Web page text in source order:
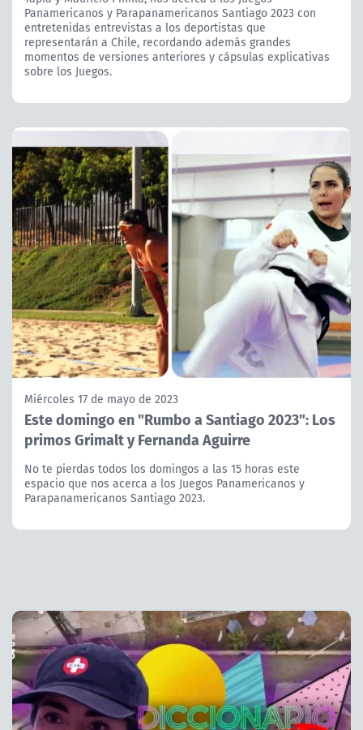
Panamericanos y Parapanamericanos Santiago 2023 con
entretenidas entrevistas a los deportistas que
representarán a Chile, recordando además grandes
momentos de versiones anteriores y cápsulas explicativas
sobre los Juegos.
Miércoles 17 de mayo de 2023
Este domingo en "Rumbo a Santiago 2023": Los
primos Grimalt y Fernanda Aguirre
No te pierdas todos los domingos a las 15 horas este
espacio que nos acerca a los Juegos Panamericanos y
Parapanamericanos Santiago 2023.